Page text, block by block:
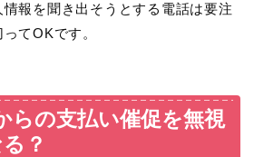
報を聞き出そうとする電話は要注
てOKです。
らの支払い催促を無視
？